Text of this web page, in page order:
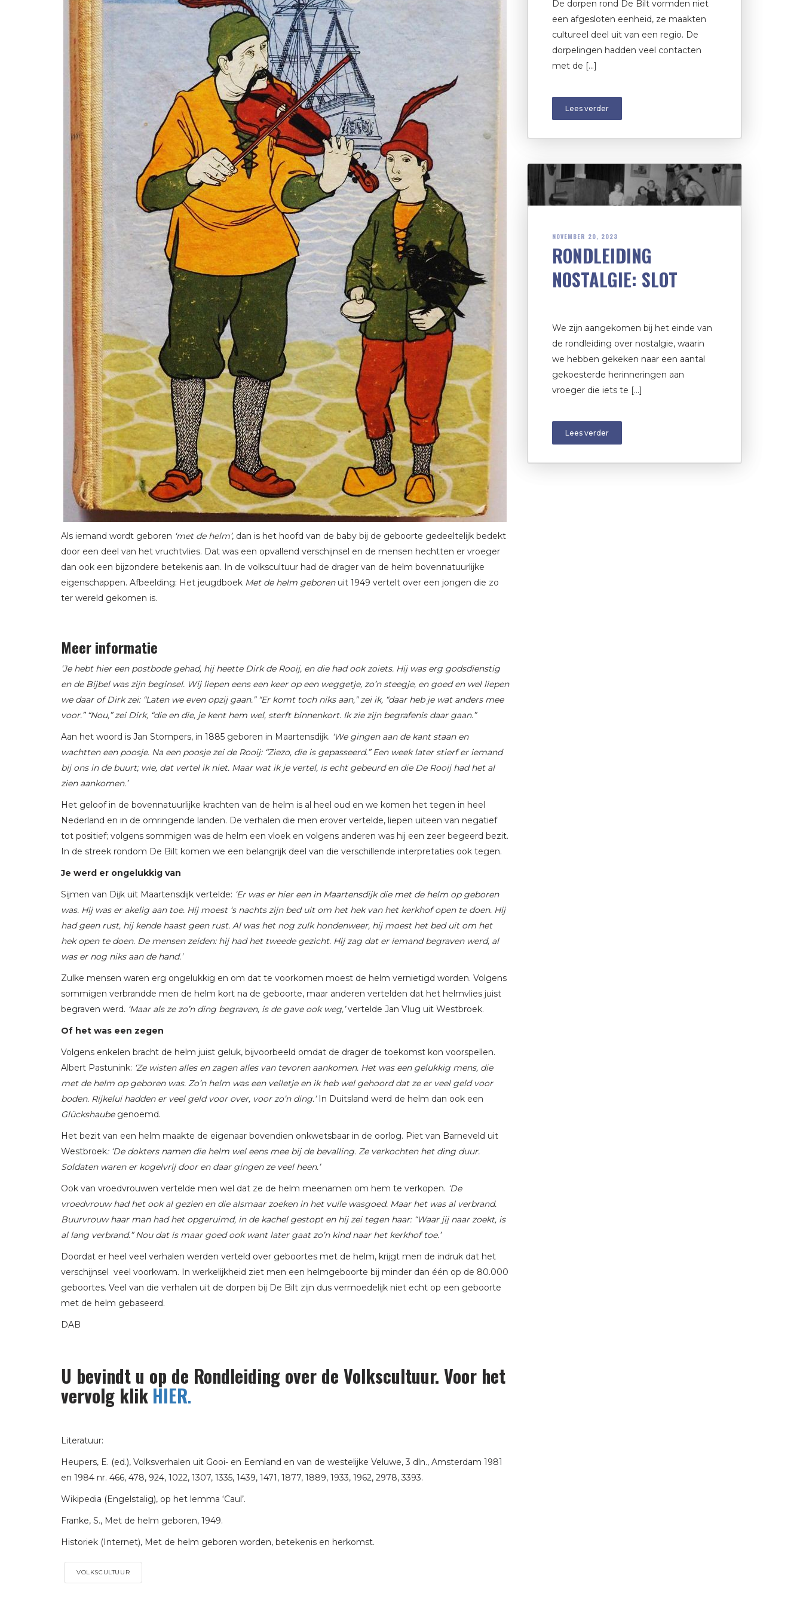
Als iemand wordt geboren ‘met de helm’, dan is het hoofd van de baby bij de geboorte gedeeltelijk bedekt
door een deel van het vruchtvlies. Dat was een opvallend verschijnsel en de mensen hechtten er vroeger
dan ook een bijzondere betekenis aan. In de volkscultuur had de drager van de helm bovennatuurlijke
eigenschappen. Afbeelding: Het jeugdboek Met de helm geborenuit 1949 vertelt over een jongen die zo
ter wereld gekomen is.
Meer informatie
‘Je hebt hier een postbode gehad, hij heette Dirk de Rooij, en die had ook zoiets. Hij was erg godsdienstig
en de Bijbel was zijn beginsel. Wij liepen eens een keer op een weggetje, zo’n steegje, en goed en wel liepen
we daar of Dirk zei: “Laten we even opzij gaan.” “Er komt toch niks aan,” zei ik, “daar heb je wat anders mee
voor.” “Nou,” zei Dirk, “die en die, je kent hem wel, sterft binnenkort. Ik zie zijn begrafenis daar gaan.”
Aan het woord is Jan Stompers, in 1885 geboren in Maartensdijk. ‘We gingen aan de kant staan en
wachtten een poosje. Na een poosje zei de Rooij: “Ziezo, die is gepasseerd.” Een week later stierf er iemand
bij ons in de buurt; wie, dat vertel ik niet. Maar wat ik je vertel, is echt gebeurd en die De Rooij had het al
zien aankomen.’
Het geloof in de bovennatuurlijke krachten van de helm is al heel oud en we komen het tegen in heel
Nederland en in de omringende landen. De verhalen die men erover vertelde, liepen uiteen van negatief
tot positief; volgens sommigen was de helm een vloek en volgens anderen was hij een zeer begeerd bezit.
In de streek rondom De Bilt komen we een belangrijk deel van die verschillende interpretaties ook tegen.
Je werd er ongelukkig van
Sijmen van Dijk uit Maartensdijk vertelde: ‘Er was er hier een in Maartensdijk die met de helm op geboren
was. Hij was er akelig aan toe. Hij moest ‘s nachts zijn bed uit om het hek van het kerkhof open te doen. Hij
had geen rust, hij kende haast geen rust. Al was het nog zulk hondenweer, hij moest het bed uit om het
hek open te doen. De mensen zeiden: hij had het tweede gezicht. Hij zag dat er iemand begraven werd, al
was er nog niks aan de hand.’
Zulke mensen waren erg ongelukkig en om dat te voorkomen moest de helm vernietigd worden. Volgens
sommigen verbrandde men de helm kort na de geboorte, maar anderen vertelden dat het helmvlies juist
begraven werd. ‘Maar als ze zo’n ding begraven, is de gave ook weg,’vertelde Jan Vlug uit Westbroek.
Of het was een zegen
Volgens enkelen bracht de helm juist geluk, bijvoorbeeld omdat de drager de toekomst kon voorspellen.
Albert Pastunink: ‘Ze wisten alles en zagen alles van tevoren aankomen. Het was een gelukkig mens, die
met de helm op geboren was. Zo’n helm was een velletje en ik heb wel gehoord dat ze er veel geld voor
boden. Rijkelui hadden er veel geld voor over, voor zo’n ding.’ In Duitsland werd de helm dan ook een
Glückshaubegenoemd.
Het bezit van een helm maakte de eigenaar bovendien onkwetsbaar in de oorlog. Piet van Barneveld uit
Westbroek: ‘De dokters namen die helm wel eens mee bij de bevalling. Ze verkochten het ding duur.
Soldaten waren er kogelvrij door en daar gingen ze veel heen.’
Ook van vroedvrouwen vertelde men wel dat ze de helm meenamen om hem te verkopen. ‘De
vroedvrouw had het ook al gezien en die alsmaar zoeken in het vuile wasgoed. Maar het was al verbrand.
Buurvrouw haar man had het opgeruimd, in de kachel gestopt en hij zei tegen haar: “Waar jij naar zoekt, is
al lang verbrand.” Nou dat is maar goed ook want later gaat zo’n kind naar het kerkhof toe.’
Doordat er heel veel verhalen werden verteld over geboortes met de helm, krijgt men de indruk dat het
verschijnsel veel voorkwam. In werkelijkheid ziet men een helmgeboorte bij minder dan één op de 80.000
geboortes. Veel van die verhalen uit de dorpen bij De Bilt zijn dus vermoedelijk niet echt op een geboorte
met de helm gebaseerd.
DAB
U bevindt u op de Rondleiding over de Volkscultuur. Voor het
vervolg klik HIER.
Literatuur:
Heupers, E. (ed.), Volksverhalen uit Gooi- en Eemland en van de westelijke Veluwe, 3 dln., Amsterdam 1981
en 1984 nr. 466, 478, 924, 1022, 1307, 1335, 1439, 1471, 1877, 1889, 1933, 1962, 2978, 3393.
Wikipedia (Engelstalig), op het lemma ‘Caul’.
Franke, S., Met de helm geboren, 1949.
Historiek (Internet), Met de helm geboren worden, betekenis en herkomst.
VOLKSCULTUUR
De dorpen rond De Bilt vormden niet
een afgesloten eenheid, ze maakten
cultureel deel uit van een regio. De
dorpelingen hadden veel contacten
met de […]
Lees verder
NOVEMBER 20, 2023
RONDLEIDING
NOSTALGIE: SLOT
We zijn aangekomen bij het einde van
de rondleiding over nostalgie, waarin
we hebben gekeken naar een aantal
gekoesterde herinneringen aan
vroeger die iets te […]
Lees verder